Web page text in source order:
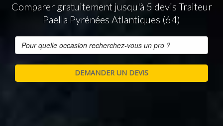
Comparer gratuitement jusqu'à 5 devis Traiteur
Paella Pyrénées Atlantiques (64)